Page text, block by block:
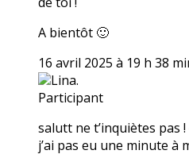
A bientôt 🙂
16 avril 2025 à 19 h 38
Lina.
Participant
salutt ne t’inquiètes pas !
j’ai pas eu une minute à